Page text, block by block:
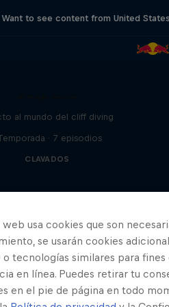
Want to see content from United
al mundo del cliff diving
· 7 episodios
CLAVADOS
web usa cookies que son
se usarán cookies
tecnologías similares para
en línea. Puedes retirar tu
en el pie de página en todo